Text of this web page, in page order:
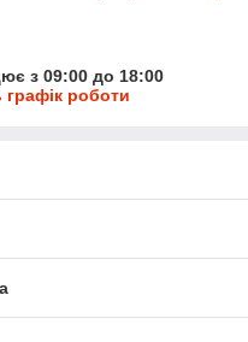
з 09:00 до 18:00
графік роботи